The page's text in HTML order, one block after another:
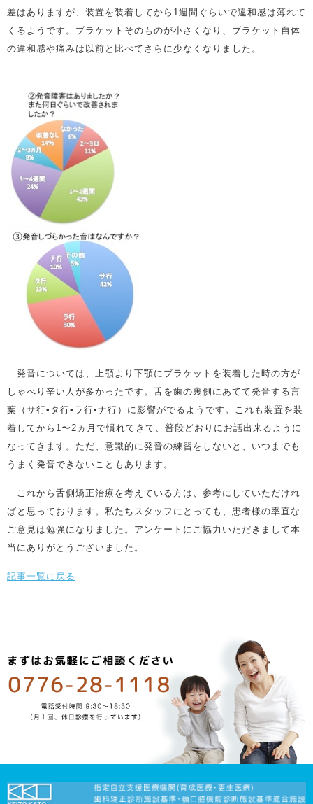
差はありますが、装置を装着してから1週間ぐらいで違和感は薄れて
くるようです。ブラケットそのものが小さくなり、ブラケット自体
の違和感や痛みは以前と比べてさらに少なくなりました。
発音については、上顎より下顎にブラケットを装着した時の方が
しゃべり辛い人が多かったです。舌を歯の裏側にあてて発音する言
葉（サ行•タ行•ラ行•ナ行）に影響がでるようです。これも装置を装
着してから1〜2ヵ月で慣れてきて、普段どおりにお話出来るように
なってきます。ただ、意識的に発音の練習をしないと、いつまでも
うまく発音できないこともあります。
これから舌側矯正治療を考えている方は、参考にしていただけれ
ばと思っております。私たちスタッフにとっても、患者様の率直な
ご意見は勉強になりました。アンケートにご協力いただきまして本
当にありがとうございました。
記事一覧に戻る